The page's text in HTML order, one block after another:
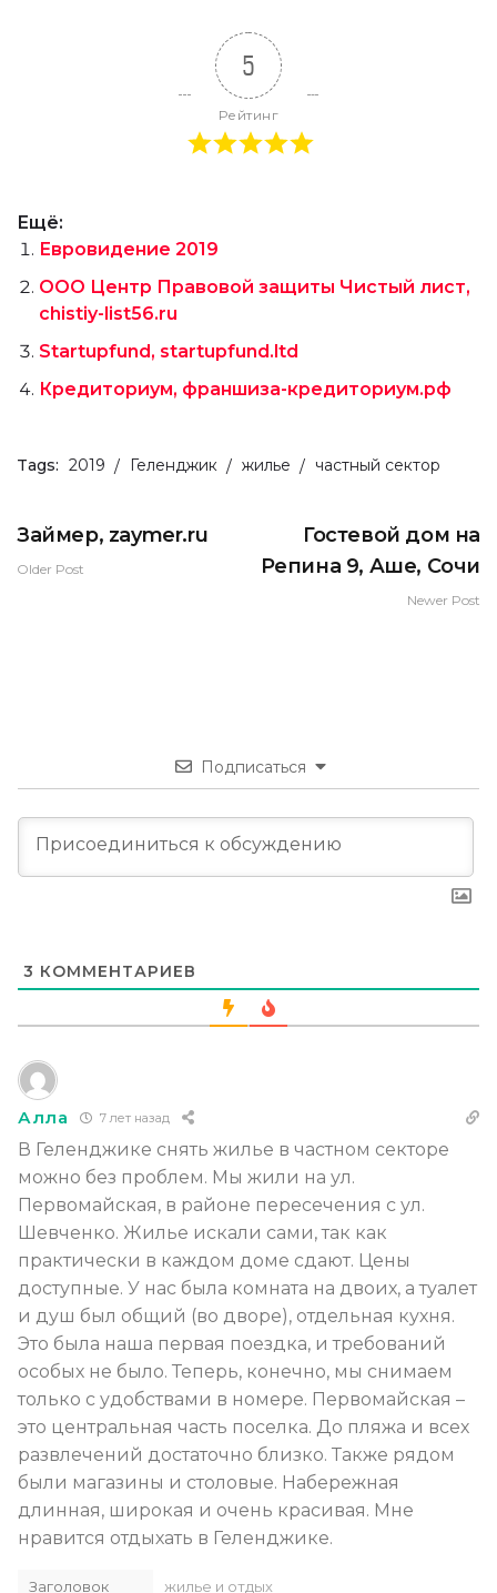
5
Рейтинг
Ещё:
Евровидение 2019
ООО Центр Правовой защиты Чистый лист,
chistiy-list56.ru
Startupfund, startupfund.ltd
Кредиториум, франшиза-кредиториум.рф
Tags: 2019 Геленджик жилье частный сектор
Займер, zaymer.ru
Older Post
Гостевой дом на
Репина 9, Аше, Сочи
Newer Post
Подписаться
3 КОММЕНТАРИЕВ
Алла 7 лет назад
В Геленджике снять жилье в частном секторе
можно без проблем. Мы жили на ул.
Первомайская, в районе пересечения с ул.
Шевченко. Жилье искали сами, так как
практически в каждом доме сдают. Цены
доступные. У нас была комната на двоих, а туалет
и душ был общий (во дворе), отдельная кухня.
Это была наша первая поездка, и требований
особых не было. Теперь, конечно, мы снимаем
только с удобствами в номере. Первомайская –
это центральная часть поселка. До пляжа и всех
развлечений достаточно близко. Также рядом
были магазины и столовые. Набережная
длинная, широкая и очень красивая. Мне
нравится отдыхать в Геленджике.
Заголовок жилье и отдых